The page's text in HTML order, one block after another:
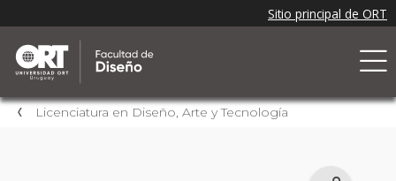
Licenciatura en Diseño, Arte y Tecnología